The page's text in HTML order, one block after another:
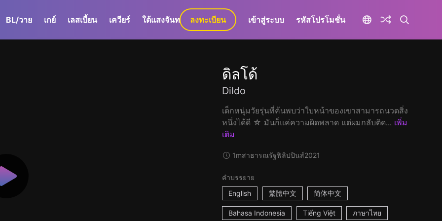
BL/วาย เกย์ เลสเบี้ยน เควียร์ ใต้แสงจันทร์ GaLa+
ลงทะเบียน เข้าสู่ระบบ รหัสโปรโมชั่น
ดิลโด้
Dildo
เด็กหนุ่มวัยรุ่นที่ค้นพบว่าใบหน้าของเขาสามารถนวดสิ่ง
หนึ่งได้ดี ☆ มันก็แค่ความผิดพลาด แต่ผมกลับติด... เพิ่ม
เติม
1mสาธารณรัฐฟิลิปปินส์2021
คำบรรยาย
English
繁體中文 简体中文
Bahasa Indonesia Tiếng Việt ภาษาไทย